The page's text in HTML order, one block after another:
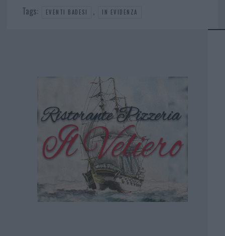
Tags: EVENTI BADESI , IN EVIDENZA